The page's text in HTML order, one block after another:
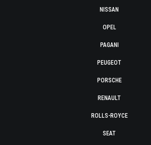
NISSAN
OPEL
PAGANI
PEUGEOT
PORSCHE
RENAULT
ROLLS-ROYCE
SEAT